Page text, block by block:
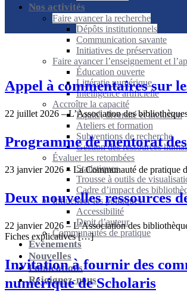
Nos activités
Faire avancer la recherche
Dépôts institutionnels
Communication savante
Initiatives de préservation
Faire avancer l’enseignement et
Éducation ouverte
Littératie numérique
Intelligence artificielle
Accroître la capacité
Équité, diversité et inclusion
Ateliers et formation
Subventions de recherche
Gestion des ressources
Évaluer les retombées
Statistiques
Trousse à outils de
Cadre d’impact des
Influencer les politiques
Accessibilité
Droit d’auteur
Communautés de pratique
Événements
Nouvelles
Publications
Rejoignez-nous
Appel à commentaires sur
22 juillet 2026 – L’Association des
Programme de mentorat
23 janvier 2026 – La Communauté de pratique
Deux nouvelles ressources
22 janvier 2026 – L’Association des
Fiches explicatives […]
Invitation à fournir des
numérique de Scholaris